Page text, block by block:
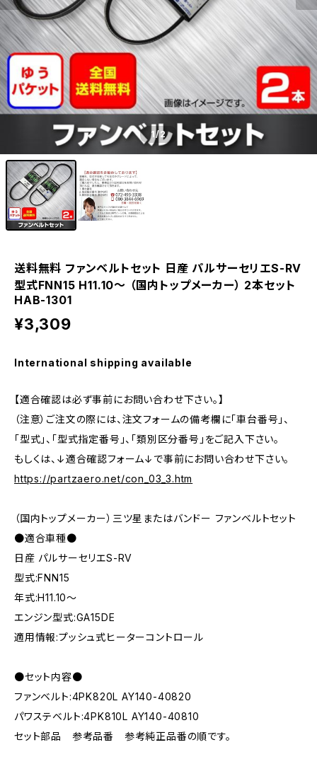
1/2
送料無料 ファンベルトセット 日産 パルサーセリエS-RV
型式FNN15 H11.10～ （国内トップメーカー） 2本セット
HAB-1301
¥3,309
International shipping available
【適合確認は必ず事前にお問い合わせ下さい。】
（注意）ご注文の際には、注文フォームの備考欄に「車台番号」、
「型式」、「型式指定番号」、「類別区分番号」をご記入下さい。
もしくは、↓適合確認フォーム↓で事前にお問い合わせ下さい。
https://partzaero.net/con_03_3.htm
（国内トップメーカー）三ツ星またはバンドー ファンベルトセット
●適合車種●
日産 パルサーセリエS-RV
型式:FNN15
年式:H11.10～
エンジン型式:GA15DE
適用情報:プッシュ式ヒーターコントロール
●セット内容●
ファンベルト:4PK820L AY140-40820
パワステベルト:4PK810L AY140-40810
セット部品 参考品番 参考純正品番の順です。